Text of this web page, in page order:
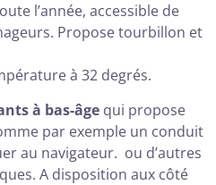
l’année, accessible de
Propose tourbillon et
à 32 degrés.
à bas-âge qui propose
par exemple un conduit
au navigateur. ou d’autres
A disposition aux côté